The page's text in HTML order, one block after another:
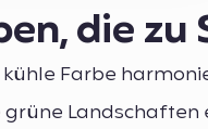
die zu
kühle Farbe
grüne